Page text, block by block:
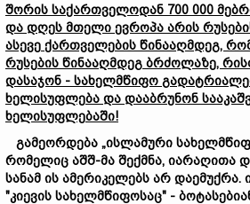
შორის საქართველოდან 700 000
და დღეს მთელი ევროპა არის
ასევე ქართველების წინააღმდეგ,
რუსების წინააღმდეგ ბრძოლაზე,
დასაჯონ - სახელმწიფო
ხელისუფლება და დააბრუნონ
ხელისუფლებაში!
გამეორდება „ისლამური
რომელიც აშშ-მა შექმნა, იარაღითა
სანამ ის ამერიკელებს არ დაემუქრა.
"კიევის სახელმწიფოსაც" - ბოტასები